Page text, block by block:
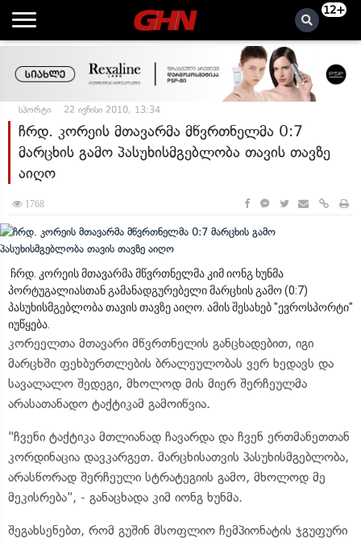
12+
სპორტი 22 ივნისი 2010, 13:34
ჩრდ. კორეის მთავარმა მწვრთნელმა 0:7
მარცხის გამო პასუხისმგებლობა თავის თავზე
აიღო
1768
ჩრდ. კორეის მთავარმა მწვრთნელმა კიმ იონგ ხუნმა
პორტუგალიასთან გამანადგურებელი მარცხის გამო (0:7)
პასუხისმგებლობა თავის თავზე აიღო. ამის შესახებ "ევროსპორტი"
იუწყება.
კორეელთა მთავარი მწვრთნელის განცხადებით, იგი
მარცხში ფეხბურთლების ბრალეულობას ვერ ხედავს და
სავალალო შედეგი, მხოლოდ მის მიერ შერჩეულმა
არასათანადო ტაქტიკამ გამოიწვია.
"ჩვენი ტაქტიკა მთლიანად ჩავარდა და ჩვენ ერთმანეთთან
კორდინაცია დავკარგეთ. მარცხისათვის პასუხისმგებლობა,
არასწორად შერჩეული სტრატეგიის გამო, მხოლოდ მე
მეკისრება", - განაცხადა კიმ იონგ ხუნმა.
შეგახსენებთ, რომ გუშინ მსოფლიო ჩემპიონატის ჯგუფური